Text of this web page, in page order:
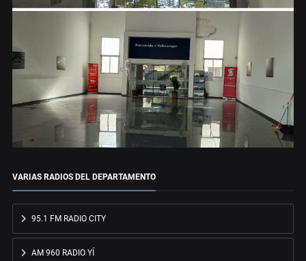
VARIAS RADIOS DEL DEPARTAMENTO
95.1 FM RADIO CITY
AM 960 RADIO YÍ